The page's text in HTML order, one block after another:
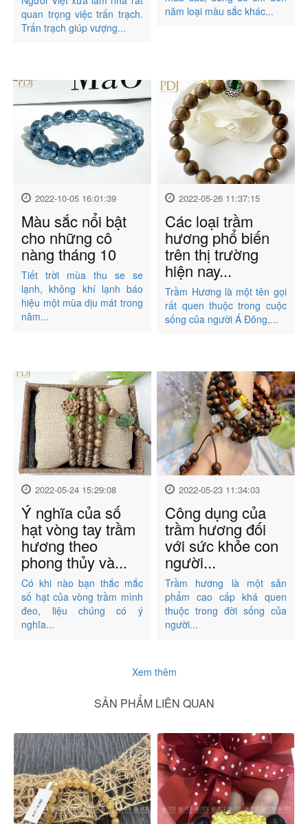
quan trọng việc trấn trạch.
Trấn trạch giúp vượng...
năm loại màu sắc khác...
2022-10-05 16:01:39
Màu sắc nổi bật
cho những cô
nàng tháng 10
Tiết trời mùa thu se se
lạnh, không khí lạnh báo
hiệu một mùa dịu mát trong
năm...
2022-05-26 11:37:15
Các loại trầm
hương phổ biến
trên thị trường
hiện nay...
Trầm Hương là một tên gọi
rất quen thuộc trong cuộc
sống của người Á Đông,...
2022-05-24 15:29:08
Ý nghĩa của số
hạt vòng tay trầm
hương theo
phong thủy và...
Có khi nào bạn thắc mắc
số hạt của vòng trầm mình
đeo, liệu chúng có ý
nghĩa...
2022-05-23 11:34:03
Công dụng của
trầm hương đối
với sức khỏe con
người...
Trầm hương là một sản
phẩm cao cấp khá quen
thuộc trong đời sống của
người...
Xem thêm
SẢN PHẨM LIÊN QUAN